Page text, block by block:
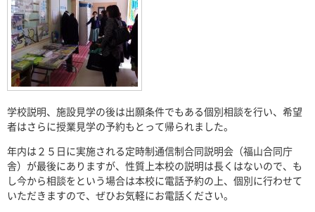
学校説明、施設見学の後は出願条件でもある個別相談を行い、希望
者はさらに授業見学の予約もとって帰られました。
年内は２５日に実施される定時制通信制合同説明会（福山合同庁
舎）が最後にありますが、性質上本校の説明は長くはないので、も
し今から相談をという場合は本校に電話予約の上、個別に行わせて
いただきますので、ぜひお気軽にお電話ください。